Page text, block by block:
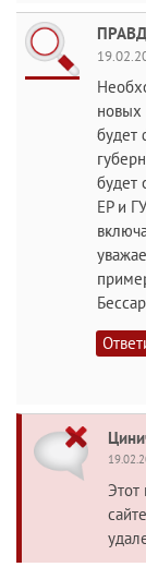
новых
будет
будет
ЕР и
Этот